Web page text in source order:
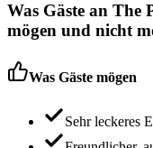
Was Gäste an The
mögen und nicht
Was Gäste mögen
Sehr leckeres